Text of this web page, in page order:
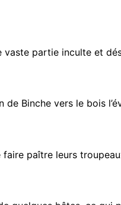
vaste partie inculte et
Binche vers le bois
paître leurs